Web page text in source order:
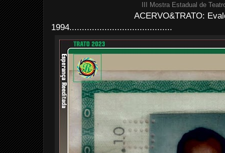
III Mostra Estadual de
ACERVO&TRATO:
1994.........................................